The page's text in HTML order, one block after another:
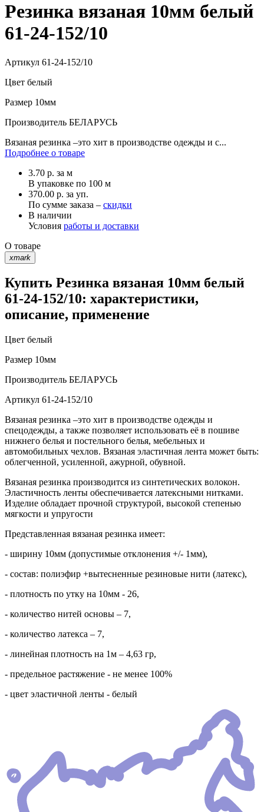
Резинка вязаная 10мм белый
61-24-152/10
Артикул 61-24-152/10
Цвет белый
Размер 10мм
Производитель БЕЛАРУСЬ
Вязаная резинка –это хит в производстве одежды и с...
Подробнее о товаре
3.70 р. за м
В упаковке по 100 м
370.00 р. за уп.
По сумме заказа – скидки
В наличии
Условия работы и доставки
О товаре
xmark
Купить Резинка вязаная 10мм белый
61-24-152/10: характеристики,
описание, применение
Цвет белый
Размер 10мм
Производитель БЕЛАРУСЬ
Артикул 61-24-152/10
Вязаная резинка –это хит в производстве одежды и
спецодежды, а также позволяет использовать её в пошиве
нижнего белья и постельного белья, мебельных и
автомобильных чехлов. Вязаная эластичная лента может быть:
облегченной, усиленной, ажурной, обувной.
Вязаная резинка производится из синтетических волокон.
Эластичность ленты обеспечивается латексными нитками.
Изделие обладает прочной структурой, высокой степенью
мягкости и упругости
Представленная вязаная резинка имеет:
- ширину 10мм (допустимые отклонения +/- 1мм),
- состав: полиэфир +вытесненные резиновые нити (латекс),
- плотность по утку на 10мм - 26,
- количество нитей основы – 7,
- количество латекса – 7,
- линейная плотность на 1м – 4,63 гр,
- предельное растяжение - не менее 100%
- цвет эластичной ленты - белый